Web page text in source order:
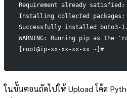
Requirement already
Installing collected
Successfully installed boto3-
WARNING: Running pip as
[root@ip-xx-xx-xx-xx ~]#
ในขั้นตอนถัดไปให้ Upload โค้ด